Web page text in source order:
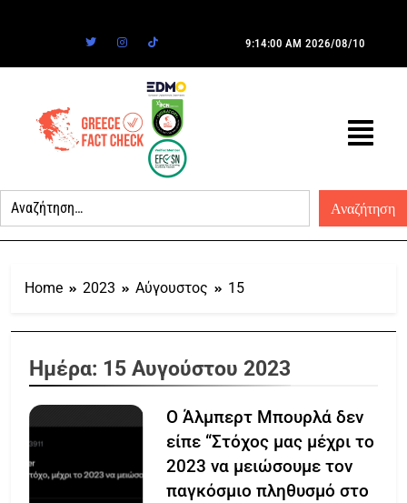
9:14:00 AM 2026/08/10
Home 2023 Αύγουστος 15
Ημέρα: 15 Αυγούστου 2023
Ο Άλμπερτ Μπουρλά δεν
είπε “Στόχος μας μέχρι το
2023 να μειώσουμε τον
παγκόσμιο πληθυσμό στο